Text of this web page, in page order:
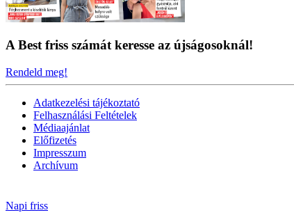
A Best friss számát keresse az újságosoknál!
Rendeld meg!
Adatkezelési tájékoztató
Felhasználási Feltételek
Médiaajánlat
Előfizetés
Impresszum
Archívum
Napi friss